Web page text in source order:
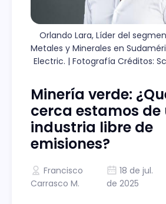
Orlando Lara, Líder del
Metales y Minerales en
Electric. | Fotografía Créditos:
Minería verde:
cerca estamos de
industria libre de
emisiones?
Francisco
Carrasco M.
18 de jul.
de 2025